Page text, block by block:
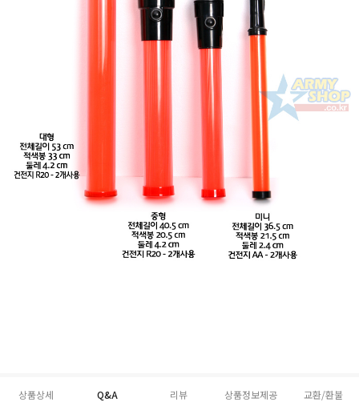
상품상세 Q&A 리뷰 상품정보제공 교환/환불